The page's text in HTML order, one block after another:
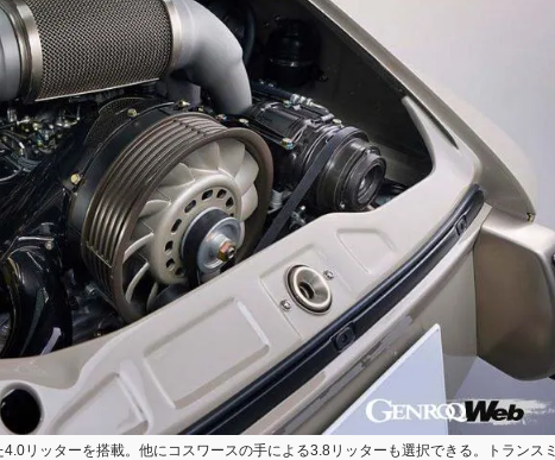
リッターを搭載。他にコスワースの手による3.8リッターも選択できる。トランスミ